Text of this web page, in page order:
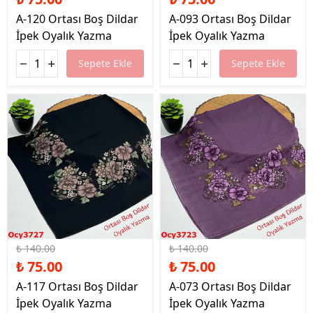
A-120 Ortası Boş Dildar
İpek Oyalık Yazma
Sepete Ekle
A-093 Ortası Boş Dildar
İpek Oyalık Yazma
Sepete Ekle
%46 İndirim
₺ 140.00
₺ 75.00
A-117 Ortası Boş Dildar
İpek Oyalık Yazma
%46 İndirim
₺ 140.00
₺ 75.00
A-073 Ortası Boş Dildar
İpek Oyalık Yazma